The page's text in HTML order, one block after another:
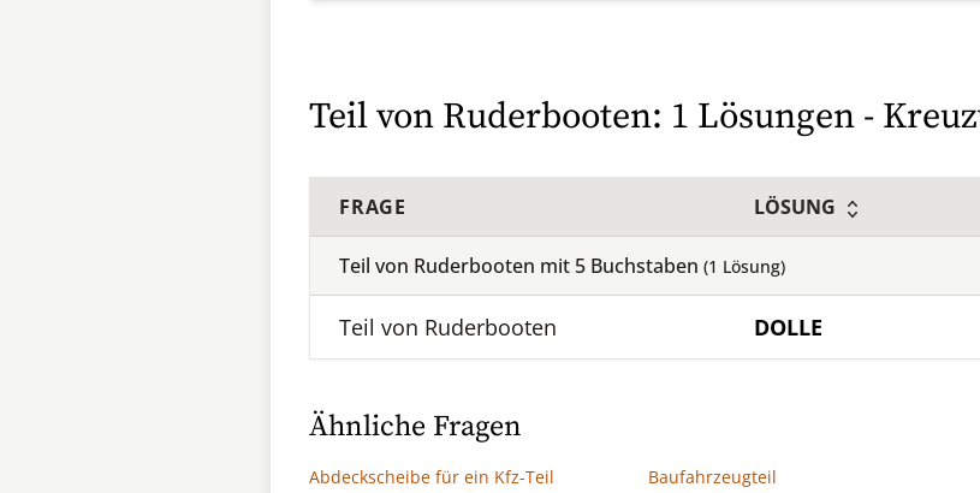
Teil von Ruderbooten: 1 Lösungen -
FRAGE LÖSUNG
Teil von Ruderbooten mit 5 Buchstaben (1 Lösung)
Teil von Ruderbooten DOLLE
Ähnliche Fragen
Abdeckscheibe für ein Kfz-Teil
Baufahrzeugteil